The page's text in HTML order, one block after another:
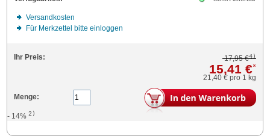
Versandkosten
Für Merkzettel bitte einloggen
Ihr Preis: 17,95 €4)
15,41 €*
21,40 € pro 1 kg
Menge:
- 14%2)